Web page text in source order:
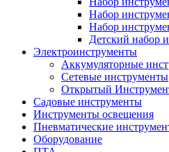
Набор
Набор
Детский набор
Электроинструменты
Аккумуляторные
Сетевые инструменты
Открытый
Садовые инструменты
Инструменты освещения
Пневматические
Оборудование